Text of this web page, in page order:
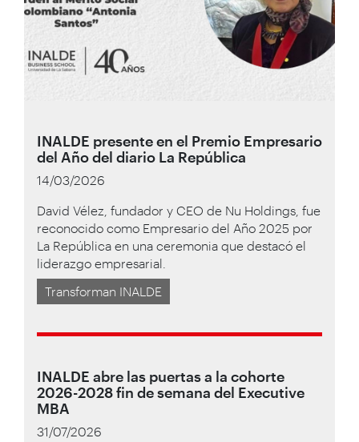
INALDE presente en el Premio Empresario
del Año del diario La República
14/03/2026
David Vélez, fundador y CEO de Nu Holdings, fue
reconocido como Empresario del Año 2025 por
La República en una ceremonia que destacó el
liderazgo empresarial.
Transforman INALDE
INALDE abre las puertas a la cohorte
2026-2028 fin de semana del Executive
MBA
31/07/2026